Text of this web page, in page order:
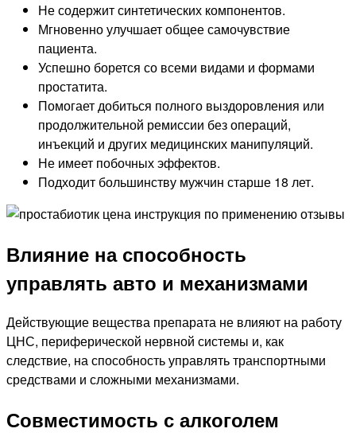
Не содержит синтетических компонентов.
Мгновенно улучшает общее самочувствие
пациента.
Успешно борется со всеми видами и формами
простатита.
Помогает добиться полного выздоровления или
продолжительной ремиссии без операций,
инъекций и других медицинских манипуляций.
Не имеет побочных эффектов.
Подходит большинству мужчин старше 18 лет.
Влияние на способность
управлять авто и механизмами
Действующие вещества препарата не влияют на работу
ЦНС, периферической нервной системы и, как
следствие, на способность управлять транспортными
средствами и сложными механизмами.
Совместимость с алкоголем